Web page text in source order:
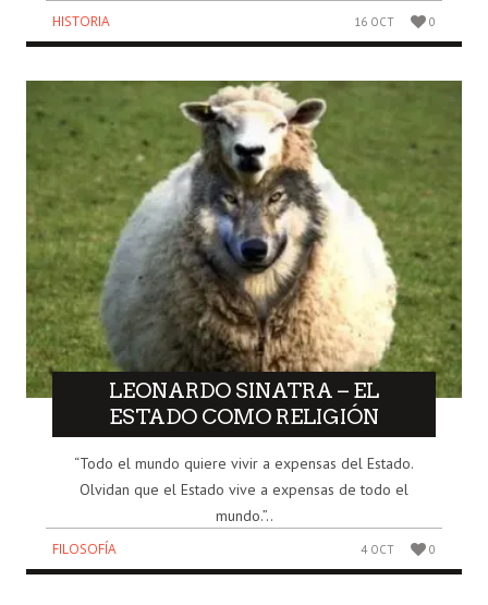
HISTORIA 16 OCT 0
LEONARDO SINATRA – EL
ESTADO COMO RELIGIÓN
“Todo el mundo quiere vivir a expensas del Estado.
Olvidan que el Estado vive a expensas de todo el
mundo.”..
FILOSOFÍA 4 OCT 0